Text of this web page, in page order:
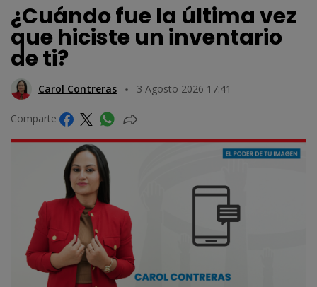
¿Cuándo fue la última vez
que hiciste un inventario
de ti?
Carol Contreras 3 Agosto 2026 17:41
Comparte